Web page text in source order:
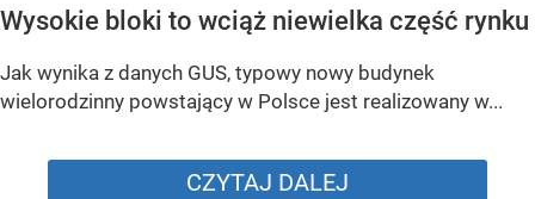
Wysokie bloki to wciąż niewielka część rynku
Jak wynika z danych GUS, typowy nowy budynek
wielorodzinny powstający w Polsce jest realizowany w...
CZYTAJ DALEJ